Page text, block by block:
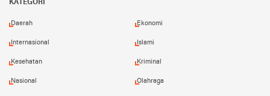
KATEGORI
Daerah Ekonomi
Internasional Islami
Kesehatan Kriminal
Nasional Olahraga